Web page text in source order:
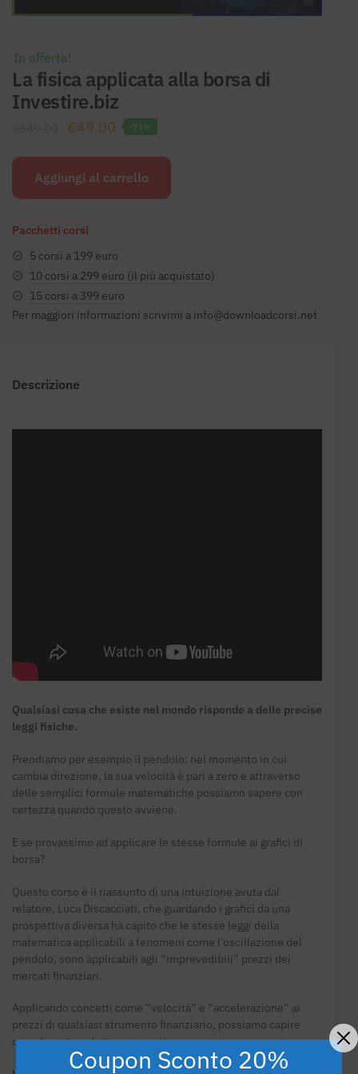
In offerta!
La fisica applicata alla borsa di
Investire.biz
Il
originale
€49.00 Il
attuale
-91%
Aggiungi al carrello
Pacchetti corsi
5 corsi a 199 euro
10 corsi a 299 euro (il più acquistato)
15 corsi a 399 euro
Per maggiori informazioni scrivimi a info@downloadcorsi.net
Descrizione
Qualsiasi cosa che esiste nel mondo risponde a delle precise
leggi fisiche.
Prendiamo per esempio il pendolo: nel momento in cui
cambia direzione, la sua velocità è pari a zero e attraverso
delle semplici formule matematiche possiamo sapere con
certezza quando questo avviene.
E se provassimo ad applicare le stesse formule ai grafici di
borsa?
Questo corso è il riassunto di una intuizione avuta dal
relatore, Luca Discacciati, che guardando i grafici da una
prospettiva diversa ha capito che le stesse leggi della
matematica applicabili a fenomeni come l’oscillazione del
pendolo, sono applicabili agli “imprevedibili” prezzi dei
mercati finanziari.
Applicando concetti come “velocità” e “accelerazione” ai
prezzi di qualsiasi strumento finanziario, possiamo capire
quando un trend sta per invertire.
Coupon Sconto 20%